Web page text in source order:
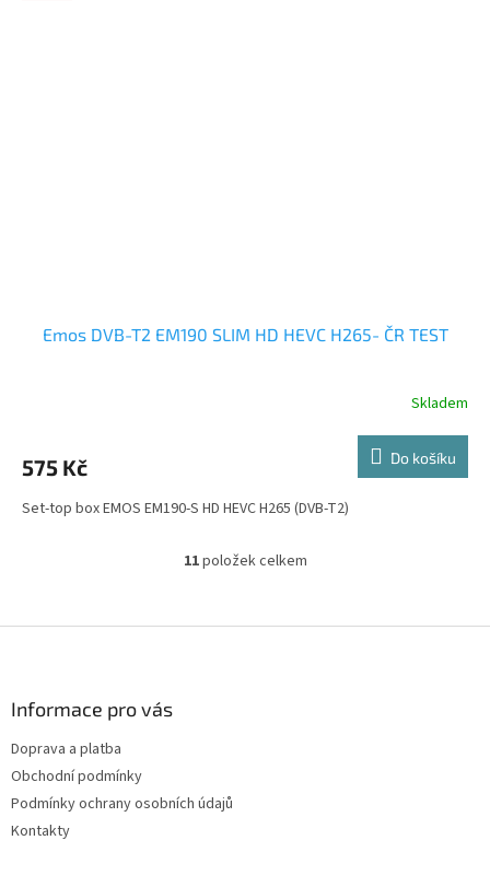
Emos DVB-T2 EM190 SLIM HD HEVC H265- ČR TEST
Skladem
575 Kč Do košíku
Set-top box EMOS EM190-S HD HEVC H265 (DVB-T2)
O
á
11položek celkem
Informace pro vás
Doprava a platba
Obchodní podmínky
Podmínky ochrany osobních údajů
Kontakty